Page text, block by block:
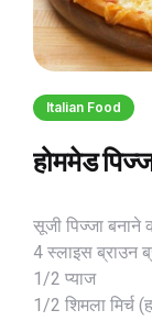
Italian Food
होममेड
सूजी पिज्जा बनाने
4 स्लाइस ब्राउन
1/2 प्याज
1/2 शिमला मिर्च